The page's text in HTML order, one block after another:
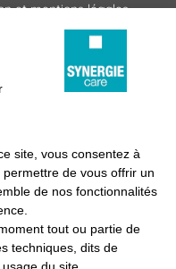
et mentions légales
spécialisées dans
paramédical, filiale du